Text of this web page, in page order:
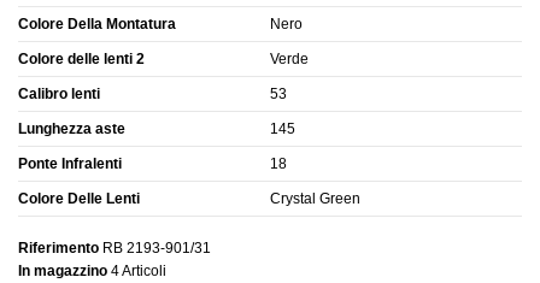
Colore Della Montatura Nero
Colore delle lenti 2 Verde
Calibro lenti 53
Lunghezza aste 145
Ponte Infralenti 18
Colore Delle Lenti Crystal Green
Riferimento RB 2193-901/31
In magazzino 4 Articoli